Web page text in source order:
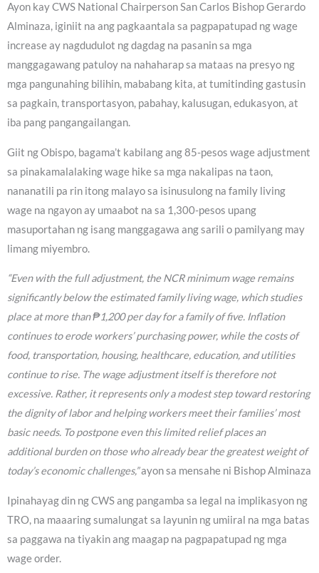
Ayon kay CWS National Chairperson San Carlos Bishop Gerardo
Alminaza, iginiit na ang pagkaantala sa pagpapatupad ng wage
increase ay nagdudulot ng dagdag na pasanin sa mga
manggagawang patuloy na nahaharap sa mataas na presyo ng
mga pangunahing bilihin, mababang kita, at tumitinding gastusin
sa pagkain, transportasyon, pabahay, kalusugan, edukasyon, at
iba pang pangangailangan.
Giit ng Obispo, bagama’t kabilang ang 85-pesos wage adjustment
sa pinakamalalaking wage hike sa mga nakalipas na taon,
nananatili pa rin itong malayo sa isinusulong na family living
wage na ngayon ay umaabot na sa 1,300-pesos upang
masuportahan ng isang manggagawa ang sarili o pamilyang may
limang miyembro.
“Even with the full adjustment, the NCR minimum wage remains
significantly below the estimated family living wage, which studies
place at more than ₱1,200 per day for a family of five. Inflation
continues to erode workers’ purchasing power, while the costs of
food, transportation, housing, healthcare, education, and utilities
continue to rise. The wage adjustment itself is therefore not
excessive. Rather, it represents only a modest step toward restoring
the dignity of labor and helping workers meet their families’ most
basic needs. To postpone even this limited relief places an
additional burden on those who already bear the greatest weight of
today’s economic challenges,”ayon sa mensahe ni Bishop Alminaza
Ipinahayag din ng CWS ang pangamba sa legal na implikasyon ng
TRO, na maaaring sumalungat sa layunin ng umiiral na mga batas
sa paggawa na tiyakin ang maagap na pagpapatupad ng mga
wage order.